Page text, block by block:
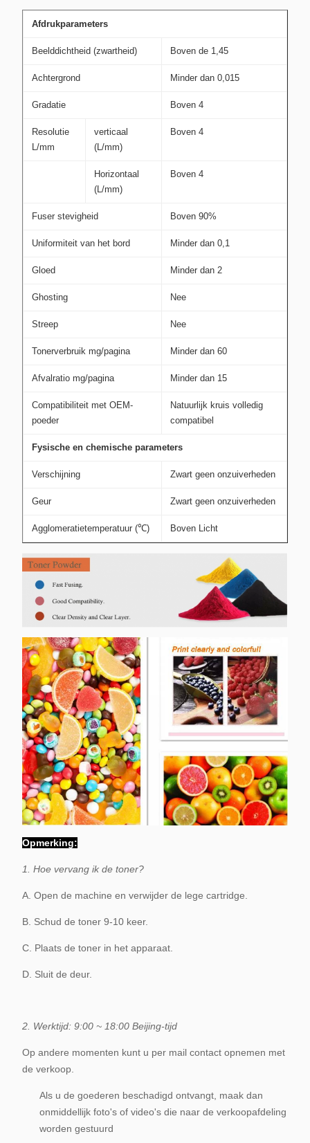
Afdrukparameters
Beelddichtheid (zwartheid) Boven de 1,45
Achtergrond Minder dan 0,015
Gradatie Boven 4
Resolutie
L/mm
verticaal
(L/mm)
Boven 4
Horizontaal
(L/mm)
Boven 4
Fuser stevigheid Boven 90%
Uniformiteit van het bord Minder dan 0,1
Gloed Minder dan 2
Ghosting Nee
Streep Nee
Tonerverbruik mg/pagina Minder dan 60
Afvalratio mg/pagina Minder dan 15
Compatibiliteit met OEM-
poeder
Natuurlijk kruis volledig
compatibel
Fysische en chemische parameters
Verschijning Zwart geen onzuiverheden
Geur Zwart geen onzuiverheden
Agglomeratietemperatuur (℃) Boven Licht
Opmerking:
1. Hoe vervang ik de toner?
A. Open de machine en verwijder de lege cartridge.
B. Schud de toner 9-10 keer.
C. Plaats de toner in het apparaat.
D. Sluit de deur.
2. Werktijd: 9:00 ~ 18:00 Beijing-tijd
Op andere momenten kunt u per mail contact opnemen met
de verkoop.
Als u de goederen beschadigd ontvangt, maak dan
onmiddellijk foto's of video's die naar de verkoopafdeling
worden gestuurd